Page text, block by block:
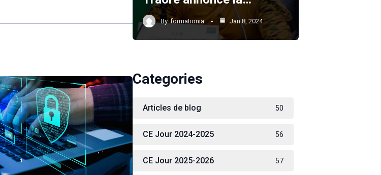
By formationia Jan 8, 2024
Categories
Articles de blog 50
CE Jour 2024-2025 56
CE Jour 2025-2026 57